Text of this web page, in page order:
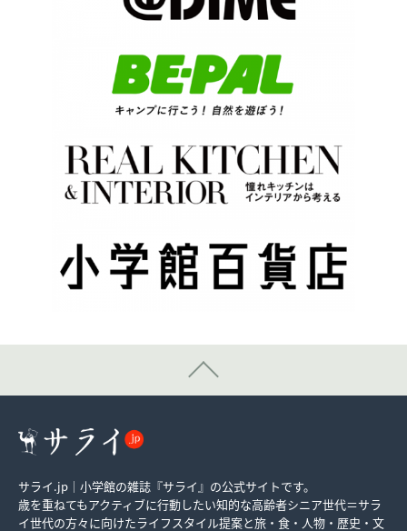
サライ.jp｜小学館の雑誌『サライ』の公式サイトです。
歳を重ねてもアクティブに行動したい知的な高齢者シニア世代＝サラ
イ世代の方々に向けたライフスタイル提案と旅・食・人物・歴史・文